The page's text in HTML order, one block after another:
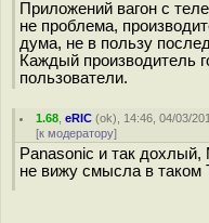
Приложений вагон с
не проблема,
дума, не в пользу
Каждый производитель
пользователи.
1.68 ,eRIC (ok), 14:46, 04/03/
[к модератору]
Panasonic и так дохлый,
не вижу смысла в таком